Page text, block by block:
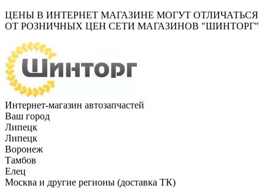
ЦЕНЫ В ИНТЕРНЕТ МАГАЗИНЕ МОГУТ ОТЛИЧАТЬСЯ
ОТ РОЗНИЧНЫХ ЦЕН СЕТИ МАГАЗИНОВ "ШИНТОРГ"
Интернет-магазин автозапчастей
Ваш город
Липецк
Липецк
Воронеж
Тамбов
Елец
Москва и другие регионы (доставка ТК)